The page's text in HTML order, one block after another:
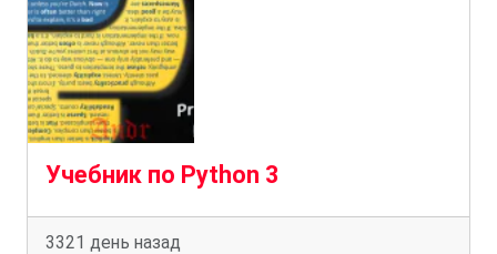
Учебник по Python 3
3321 день назад